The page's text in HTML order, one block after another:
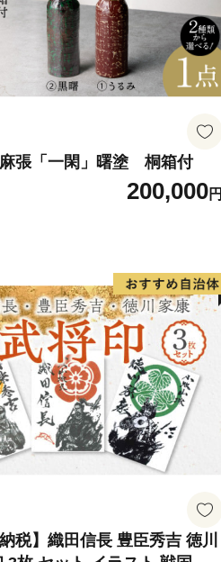
そ一か月かかります。
で一か月以上かかる場合が
品をお贈りします。
ります。
。
麻張「一閑」曙塗 桐箱付
200,000円
税】織田信長 豊臣秀吉 徳川